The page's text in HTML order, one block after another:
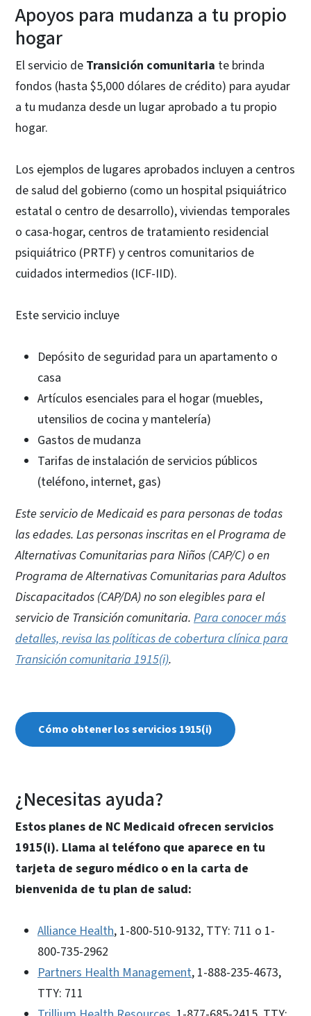
Apoyos para mudanza a tu propio
hogar
El servicio de Transición comunitaria te brinda
fondos (hasta $5,000 dólares de crédito) para ayudar
a tu mudanza desde un lugar aprobado a tu propio
hogar.
Los ejemplos de lugares aprobados incluyen a centros
de salud del gobierno (como un hospital psiquiátrico
estatal o centro de desarrollo), viviendas temporales
o casa-hogar, centros de tratamiento residencial
psiquiátrico (PRTF) y centros comunitarios de
cuidados intermedios (ICF-IID).
Este servicio incluye
Depósito de seguridad para un apartamento o
casa
Artículos esenciales para el hogar (muebles,
utensilios de cocina y mantelería)
Gastos de mudanza
Tarifas de instalación de servicios públicos
(teléfono, internet, gas)
Este servicio de Medicaid es para personas de todas
las edades. Las personas inscritas en el Programa de
Alternativas Comunitarias para Niños (CAP/C) o en
Programa de Alternativas Comunitarias para Adultos
Discapacitados (CAP/DA) no son elegibles para el
servicio de Transición comunitaria. Para conocer más
detalles, revisa las políticas de cobertura clínica para
Transición comunitaria 1915(i).
Cómo obtener los servicios 1915(i)
¿Necesitas ayuda?
Estos planes de NC Medicaid ofrecen servicios
1915(i). Llama al teléfono que aparece en tu
tarjeta de seguro médico o en la carta de
bienvenida de tu plan de salud:
Alliance Health, 1-800-510-9132, TTY: 711 o 1-
800-735-2962
Partners Health Management, 1-888-235-4673,
TTY: 711